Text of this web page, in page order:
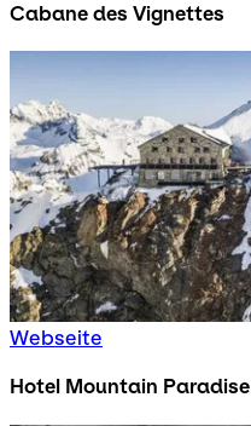
Cabane des Vignettes
Webseite
Hotel Mountain Paradise